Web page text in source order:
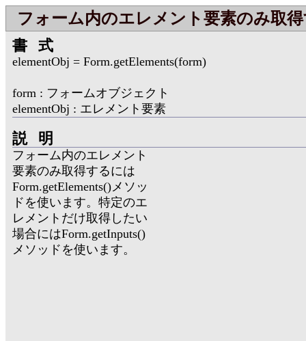
フォーム内のエレメント要素のみ取
書式
elementObj = Form.getElements(form)
form : フォームオブジェクト
elementObj : エレメント要素
説明
フォーム内のエレメント
要素のみ取得するには
Form.getElements()メソッ
ドを使います。特定のエ
レメントだけ取得したい
場合にはForm.getInputs()
メソッドを使います。